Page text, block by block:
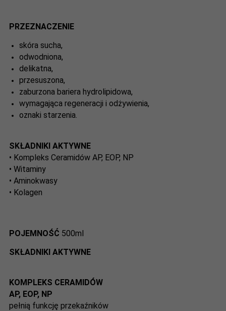
PRZEZNACZENIE
skóra sucha,
odwodniona,
delikatna,
przesuszona,
zaburzona bariera hydrolipidowa,
wymagająca regeneracji i odżywienia,
oznaki starzenia.
SKŁADNIKI AKTYWNE
• Kompleks Ceramidów AP, EOP, NP
• Witaminy
• Aminokwasy
• Kolagen
POJEMNOŚĆ 500ml
SKŁADNIKI AKTYWNE
KOMPLEKS CERAMIDÓW
AP, EOP, NP
pełnią funkcję przekaźników